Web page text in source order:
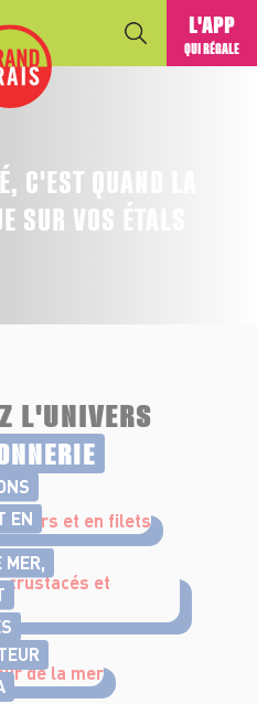
L'APP
QUI RÉGALE
C'EST QUAND LA
SUR VOS ÉTALS
L'UNIVERS
EN
MER,